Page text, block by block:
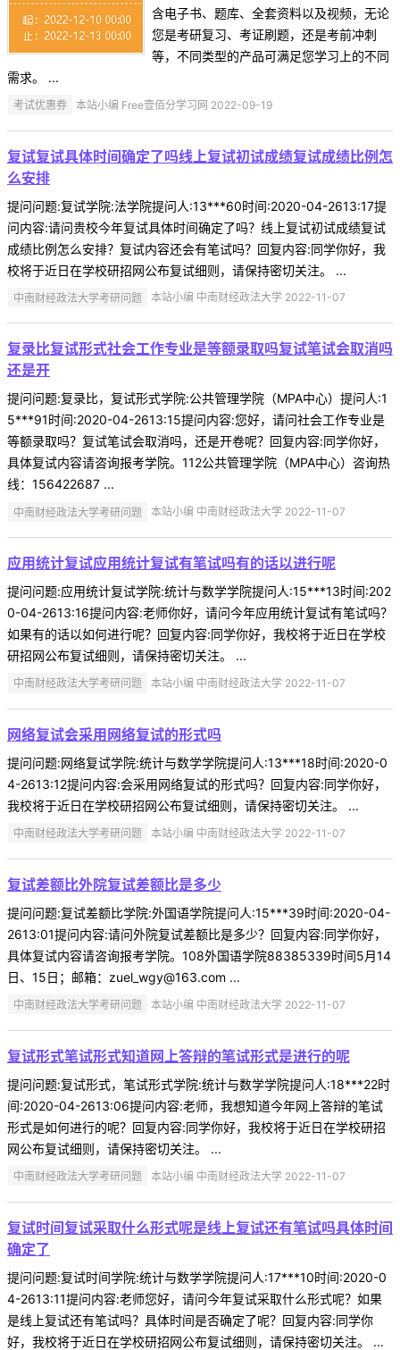
含电子书、题库、全套资料以及视频，无论
您是考研复习、考证刷题，还是考前冲刺
等，不同类型的产品可满足您学习上的不同
需求。 ...
考试优惠券 本站小编 Free壹佰分学习网 2022-09-19
复试复试具体时间确定了吗线上复试初试成绩复试成绩比例怎
么安排
提问问题:复试学院:法学院提问人:13***60时间:2020-04-2613:17提
问内容:请问贵校今年复试具体时间确定了吗？线上复试初试成绩复试
成绩比例怎么安排？复试内容还会有笔试吗？回复内容:同学你好，我
校将于近日在学校研招网公布复试细则，请保持密切关注。 ...
中南财经政法大学考研问题 本站小编 中南财经政法大学 2022-11-07
复录比复试形式社会工作专业是等额录取吗复试笔试会取消吗
还是开
提问问题:复录比，复试形式学院:公共管理学院（MPA中心）提问人:1
5***91时间:2020-04-2613:15提问内容:您好，请问社会工作专业是
等额录取吗？复试笔试会取消吗，还是开卷呢？回复内容:同学你好，
具体复试内容请咨询报考学院。112公共管理学院（MPA中心）咨询热
线：156422687 ...
中南财经政法大学考研问题 本站小编 中南财经政法大学 2022-11-07
应用统计复试应用统计复试有笔试吗有的话以进行呢
提问问题:应用统计复试学院:统计与数学学院提问人:15***13时间:202
0-04-2613:16提问内容:老师你好，请问今年应用统计复试有笔试吗？
如果有的话以如何进行呢？回复内容:同学你好，我校将于近日在学校
研招网公布复试细则，请保持密切关注。 ...
中南财经政法大学考研问题 本站小编 中南财经政法大学 2022-11-07
网络复试会采用网络复试的形式吗
提问问题:网络复试学院:统计与数学学院提问人:13***18时间:2020-0
4-2613:12提问内容:会采用网络复试的形式吗？回复内容:同学你好，
我校将于近日在学校研招网公布复试细则，请保持密切关注。 ...
中南财经政法大学考研问题 本站小编 中南财经政法大学 2022-11-07
复试差额比外院复试差额比是多少
提问问题:复试差额比学院:外国语学院提问人:15***39时间:2020-04-
2613:01提问内容:请问外院复试差额比是多少？回复内容:同学你好，
具体复试内容请咨询报考学院。108外国语学院88385339时间5月14
日、15日；邮箱：zuel_wgy@163.com ...
中南财经政法大学考研问题 本站小编 中南财经政法大学 2022-11-07
复试形式笔试形式知道网上答辩的笔试形式是进行的呢
提问问题:复试形式，笔试形式学院:统计与数学学院提问人:18***22时
间:2020-04-2613:06提问内容:老师，我想知道今年网上答辩的笔试
形式是如何进行的呢？回复内容:同学你好，我校将于近日在学校研招
网公布复试细则，请保持密切关注。 ...
中南财经政法大学考研问题 本站小编 中南财经政法大学 2022-11-07
复试时间复试采取什么形式呢是线上复试还有笔试吗具体时间
确定了
提问问题:复试时间学院:统计与数学学院提问人:17***10时间:2020-0
4-2613:11提问内容:老师您好，请问今年复试采取什么形式呢？如果
是线上复试还有笔试吗？具体时间是否确定了呢？回复内容:同学你
好，我校将于近日在学校研招网公布复试细则，请保持密切关注。 ...